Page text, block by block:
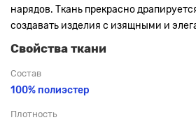
нарядов. Ткань прекрасно
создавать изделия с изящными и
Свойства ткани
Состав
100% полиэстер
Плотность